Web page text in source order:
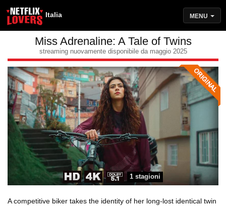
Italia MENU
Miss Adrenaline: A Tale of Twins
streaming nuovamente disponibile da maggio 2025
1 stagioni
A competitive biker takes the identity of her long-lost identical twin